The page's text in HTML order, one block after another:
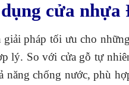
cửa
pháp tối ưu cho
lý. So với cửa gỗ tự
năng chống nước, phù